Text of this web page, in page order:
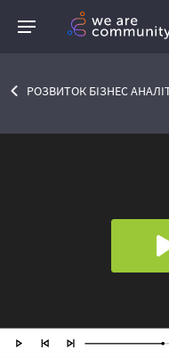
РОЗВИТОК БІЗНЕС